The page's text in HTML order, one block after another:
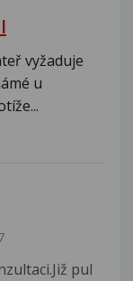
vyžaduje
u
pul